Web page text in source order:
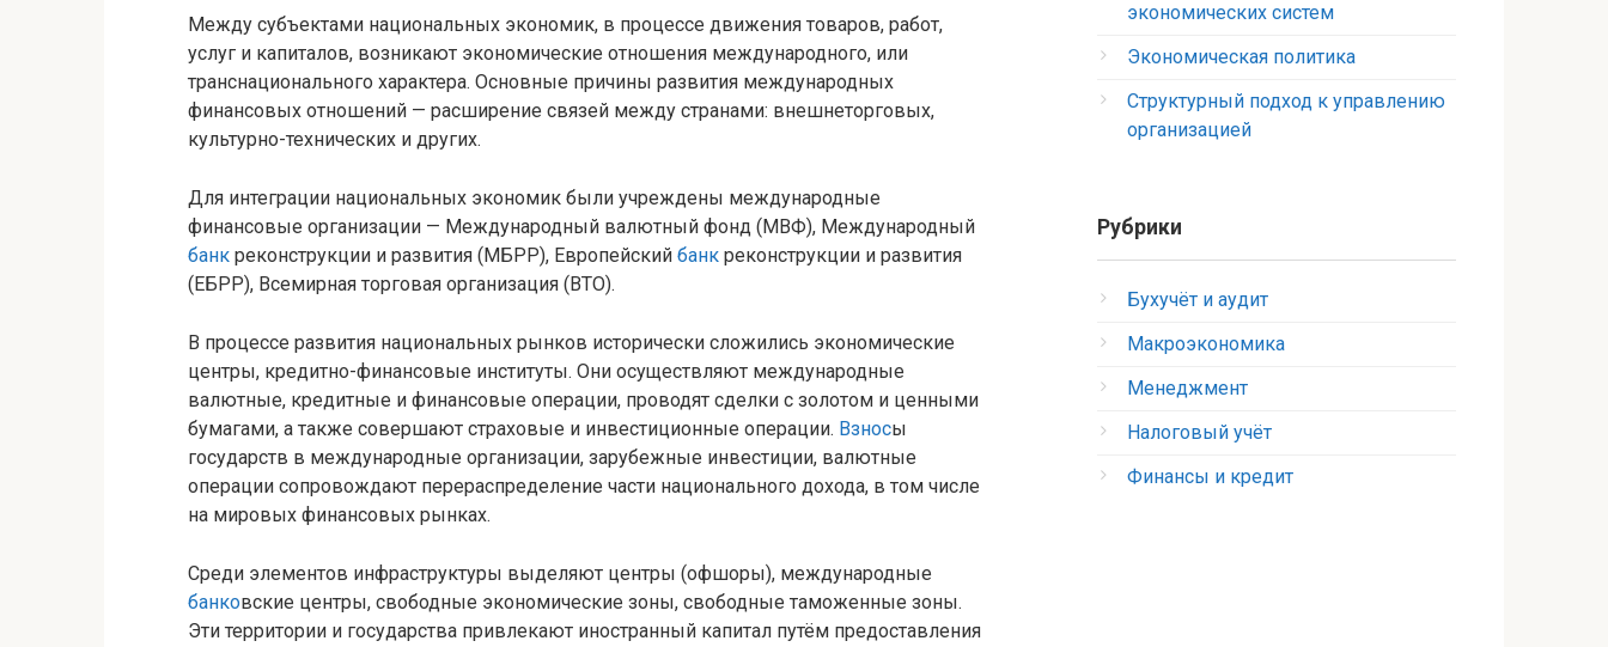
Между субъектами национальных экономик, в процессе движения товаров, работ,
услуг и капиталов, возникают экономические отношения международного, или
транснационального характера. Основные причины развития международных
финансовых отношений — расширение связей между странами: внешнеторговых,
культурно-технических и других.
Для интеграции национальных экономик были учреждены международные
финансовые организации — Международный валютный фонд (МВФ), Международный
банк реконструкции и развития (МБРР), Европейский банк реконструкции и развития
(ЕБРР), Всемирная торговая организация (ВТО).
В процессе развития национальных рынков исторически сложились экономические
центры, кредитно-финансовые институты. Они осуществляют международные
валютные, кредитные и финансовые операции, проводят сделки с золотом и ценными
бумагами, а также совершают страховые и инвестиционные операции. Взносы
государств в международные организации, зарубежные инвестиции, валютные
операции сопровождают перераспределение части национального дохода, в том числе
на мировых финансовых рынках.
Среди элементов инфраструктуры выделяют центры (офшоры), международные
банковские центры, свободные экономические зоны, свободные таможенные зоны.
Эти территории и государства привлекают иностранный капитал путём предоставления
экономических систем
Экономическая политика
Структурный подход к управлению
организацией
Рубрики
Бухучёт и аудит
Макроэкономика
Менеджмент
Налоговый учёт
Финансы и кредит